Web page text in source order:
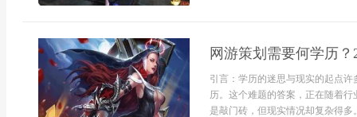
网游策划需要何学历
引言：学历的迷思与现实的起点
历。这个难题的答案，正在随着
是敲门砖，但现实情况却复杂得